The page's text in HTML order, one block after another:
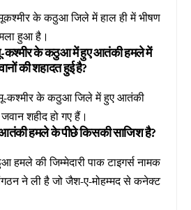
के कठुआ जिले में हाल ही में भीषण
हुआ है।
कश्मीर के कठुआ में हुए आतंकी हमले में
की शहादत हुई है?
कश्मीर के कठुआ जिले में हुए आतंकी
शहीद हो गए हैं।
हमले के पीछे किसकी साजिश है?
हमले की जिम्मेदारी पाक टाइगर्स नामक
ने ली है जो जैश-ए-मोहम्मद से कनेक्ट